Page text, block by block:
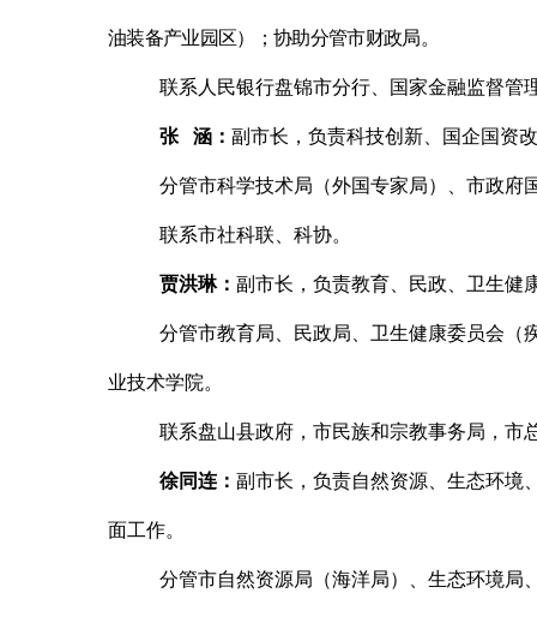
油装备产业园区）；协助分管市财政局。
联系人民银行盘锦市分行、国家金融监督管
张 涵： 副市长，负责科技创新、国企国资
分管市科学技术局（外国专家局）、市政府
联系市社科联、科协。
贾洪琳： 副市长，负责教育、民政、卫生健
分管市教育局、民政局、卫生健康委员会（
业技术学院。
联系盘山县政府，市民族和宗教事务局，市
徐同连： 副市长，负责自然资源、生态环境
面工作。
分管市自然资源局（海洋局）、生态环境局